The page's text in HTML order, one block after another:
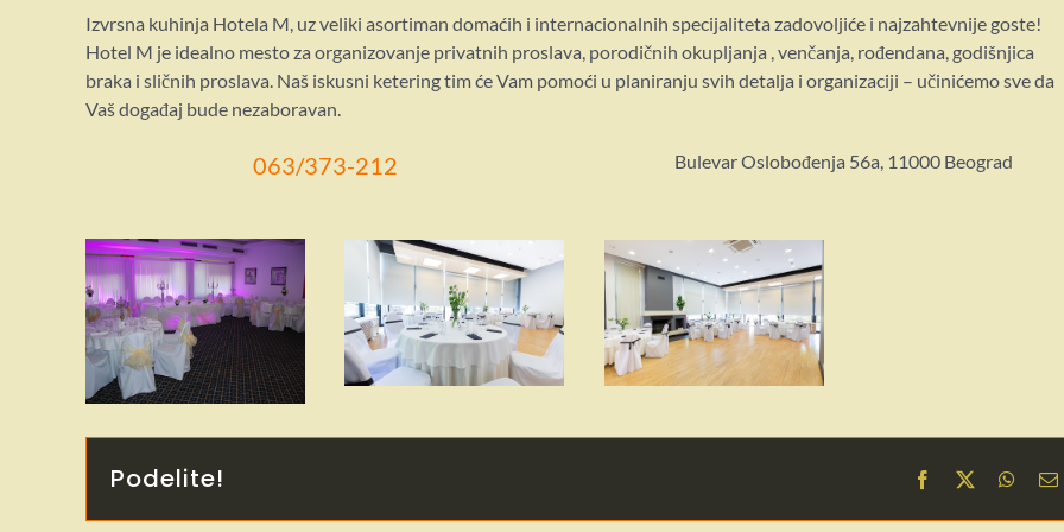
Izvrsna kuhinja Hotela M, uz veliki asortiman domaćih i internacionalnih specijaliteta zadovoljiće i najzahtevnije goste!
Hotel M je idealno mesto za organizovanje privatnih proslava, porodičnih okupljanja , venčanja, rođendana, godišnjica
braka i sličnih proslava. Naš iskusni ketering tim će Vam pomoći u planiranju svih detalja i organizaciji – učinićemo sve da
Vaš događaj bude nezaboravan.
063/373-212 Bulevar Oslobođenja 56a, 11000 Beograd
Podelite! Facebook